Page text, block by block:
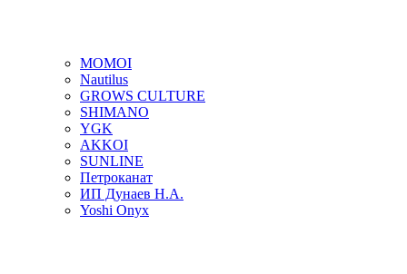
MOMOI
Nautilus
GROWS CULTURE
SHIMANO
YGK
AKKOI
SUNLINE
Петроканат
ИП Дунаев Н.А.
Yoshi Onyx